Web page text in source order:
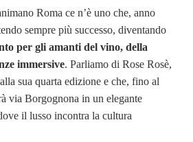
Roma ce n’è uno che, anno
sempre più successo, diventando
per gli amanti del vino, della
immersive. Parliamo di Rose Rosè,
sua quarta edizione e che, fino al
via Borgognona in un elegante
il lusso incontra la cultura